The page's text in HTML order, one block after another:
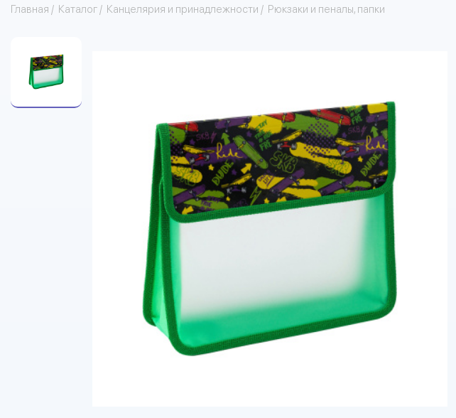
Главная / Каталог / Канцелярия и принадлежности / Рюкзаки и пеналы, папки